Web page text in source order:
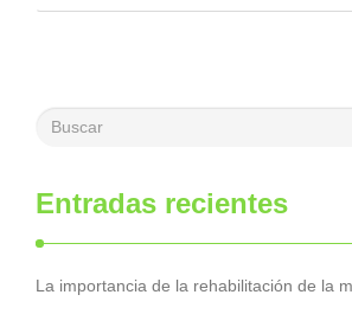
…
Entradas recientes
La importancia de la rehabilitación de la